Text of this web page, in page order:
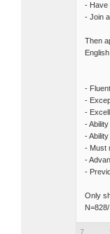
- Have
- Join
Then
-
-
-
-
-
- Must
-
-
Only
7